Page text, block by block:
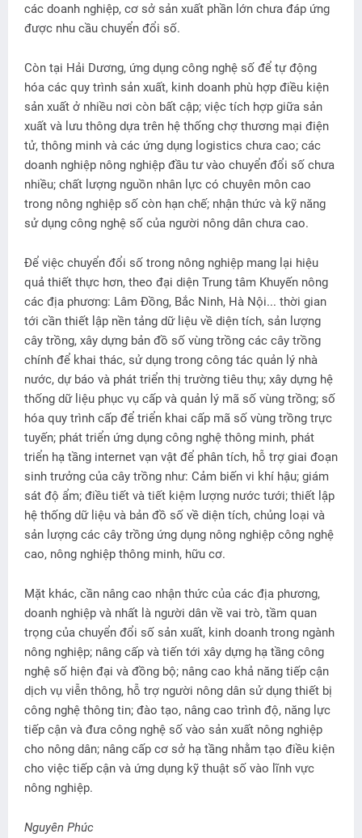
các doanh nghiệp, cơ sở sản xuất phần lớn chưa đáp ứng
được nhu cầu chuyển đổi số.
Còn tại Hải Dương, ứng dụng công nghệ số để tự động
hóa các quy trình sản xuất, kinh doanh phù hợp điều kiện
sản xuất ở nhiều nơi còn bất cập; việc tích hợp giữa sản
xuất và lưu thông dựa trên hệ thống chợ thương mại điện
tử, thông minh và các ứng dụng logistics chưa cao; các
doanh nghiệp nông nghiệp đầu tư vào chuyển đổi số chưa
nhiều; chất lượng nguồn nhân lực có chuyên môn cao
trong nông nghiệp số còn hạn chế; nhận thức và kỹ năng
sử dụng công nghệ số của người nông dân chưa cao.
Ðể việc chuyển đổi số trong nông nghiệp mang lại hiệu
quả thiết thực hơn, theo đại diện Trung tâm Khuyến nông
các địa phương: Lâm Ðồng, Bắc Ninh, Hà Nội... thời gian
tới cần thiết lập nền tảng dữ liệu về diện tích, sản lượng
cây trồng, xây dựng bản đồ số vùng trồng các cây trồng
chính để khai thác, sử dụng trong công tác quản lý nhà
nước, dự báo và phát triển thị trường tiêu thụ; xây dựng hệ
thống dữ liệu phục vụ cấp và quản lý mã số vùng trồng; số
hóa quy trình cấp để triển khai cấp mã số vùng trồng trực
tuyến; phát triển ứng dụng công nghệ thông minh, phát
triển hạ tầng internet vạn vật để phân tích, hỗ trợ giai đoạn
sinh trưởng của cây trồng như: Cảm biến vi khí hậu; giám
sát độ ẩm; điều tiết và tiết kiệm lượng nước tưới; thiết lập
hệ thống dữ liệu và bản đồ số về diện tích, chủng loại và
sản lượng các cây trồng ứng dụng nông nghiệp công nghệ
cao, nông nghiệp thông minh, hữu cơ.
Mặt khác, cần nâng cao nhận thức của các địa phương,
doanh nghiệp và nhất là người dân về vai trò, tầm quan
trọng của chuyển đổi số sản xuất, kinh doanh trong ngành
nông nghiệp; nâng cấp và tiến tới xây dựng hạ tầng công
nghệ số hiện đại và đồng bộ; nâng cao khả năng tiếp cận
dịch vụ viễn thông, hỗ trợ người nông dân sử dụng thiết bị
công nghệ thông tin; đào tạo, nâng cao trình độ, năng lực
tiếp cận và đưa công nghệ số vào sản xuất nông nghiệp
cho nông dân; nâng cấp cơ sở hạ tầng nhằm tạo điều kiện
cho việc tiếp cận và ứng dụng kỹ thuật số vào lĩnh vực
nông nghiệp.
Nguyên Phúc